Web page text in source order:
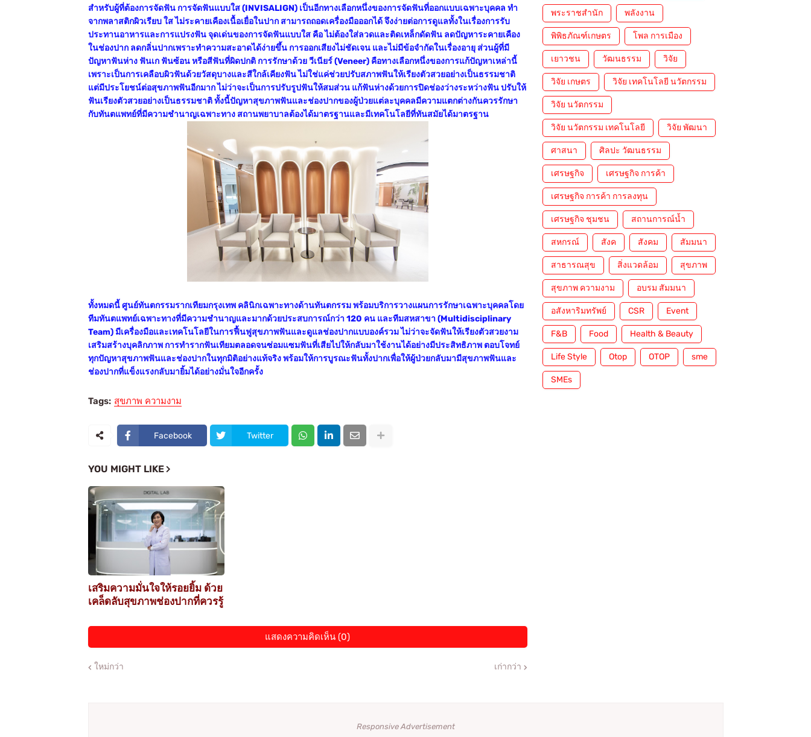
สำหรับผู้ที่ต้องการจัดฟัน การจัดฟันแบบใส (INVISALIGN) เป็นอีกทางเลือกหนึ่งของการจัดฟันที่ออกแบบเฉพาะบุคคล ทำ
จากพลาสติกผิวเรียบ ใส ไม่ระคายเคืองเนื้อเยื่อในปาก สามารถถอดเครื่องมือออกได้ จึงง่ายต่อการดูแลทั้งในเรื่องการรับ
ประทานอาหารและการแปรงฟัน จุดเด่นของการจัดฟันแบบใส คือ ไม่ต้องใส่ลวดและติดเหล็กดัดฟัน ลดปัญหาระคายเคือง
ในช่องปาก ลดกลิ่นปากเพราะทำความสะอาดได้ง่ายขึ้น การออกเสียงไม่ชัดเจน และไม่มีข้อจำกัดในเรื่องอายุ ส่วนผู้ที่มี
ปัญหาฟันห่าง ฟันเก ฟันซ้อน หรือสีฟันที่ผิดปกติ การรักษาด้วย วีเนียร์ (Veneer) คือทางเลือกหนึ่งของการแก้ปัญหาเหล่านี้
เพราะเป็นการเคลือบผิวฟันด้วยวัสดุบางและสีใกล้เคียงฟัน ไม่ใช่แค่ช่วยปรับสภาพฟันให้เรียงตัวสวยอย่างเป็นธรรมชาติ
แต่มีประโยชน์ต่อสุขภาพฟันอีกมาก ไม่ว่าจะเป็นการปรับรูปฟันให้สมส่วน แก้ฟันห่างด้วยการปิดช่องว่างระหว่างฟัน ปรับให้
ฟันเรียงตัวสวยอย่างเป็นธรรมชาติ ทั้งนี้ปัญหาสุขภาพฟันและช่องปากของผู้ป่วยแต่ละบุคคลมีความแตกต่างกันควรรักษา
กับทันตแพทย์ที่มีความชำนาญเฉพาะทาง สถานพยาบาลต้องได้มาตรฐานและมีเทคโนโลยีที่ทันสมัยได้มาตรฐาน
ทั้งหมดนี้ ศูนย์ทันตกรรมรากเทียมกรุงเทพ คลินิกเฉพาะทางด้านทันตกรรม พร้อมบริการวางแผนการรักษาเฉพาะบุคคลโดย
ทีมทันตแพทย์เฉพาะทางที่มีความชำนาญและมากด้วยประสบการณ์กว่า 120 คน และทีมสหสาขา (Multidisciplinary
Team) มีเครื่องมือและเทคโนโลยีในการฟื้นฟูสุขภาพฟันและดูแลช่องปากแบบองค์รวม ไม่ว่าจะจัดฟันให้เรียงตัวสวยงาม
เสริมสร้างบุคลิกภาพ การทำรากฟันเทียมตลอดจนซ่อมแซมฟันที่เสียไปให้กลับมาใช้งานได้อย่างมีประสิทธิภาพ ตอบโจทย์
ทุกปัญหาสุขภาพฟันและช่องปากในทุกมิติอย่างแท้จริง พร้อมให้การบูรณะฟันทั้งปากเพื่อให้ผู้ป่วยกลับมามีสุขภาพฟันและ
ช่องปากที่แข็งแรงกลับมายิ้มได้อย่างมั่นใจอีกครั้ง
Tags: สุขภาพ ความงาม
Facebook Twitter
YOU MIGHT LIKE
เสริมความมั่นใจให้รอยยิ้ม ด้วย
เคล็ดลับสุขภาพช่องปากที่ควรรู้
แสดงความคิดเห็น (0)
ใหม่กว่า เก่ากว่า
พระราชสำนัก พลังงาน
พิพิธภัณฑ์เกษตร โพล การเมือง
เยาวชน วัฒนธรรม วิจัย
วิจัย เกษตร วิจัย เทคโนโลยี นวัตกรรม
วิจัย นวัตกรรม
วิจัย นวัตกรรม เทคโนโลยี วิจัย พัฒนา
ศาสนา ศิลปะ วัฒนธรรม
เศรษฐกิจ เศรษฐกิจ การค้า
เศรษฐกิจ การค้า การลงทุน
เศรษฐกิจ ชุมชน สถานการณ์น้ำ
สหกรณ์ สังค สังคม สัมมนา
สาธารณสุข สิ่งแวดล้อม สุขภาพ
สุขภาพ ความงาม อบรม สัมมนา
อสังหาริมทรัพย์ CSR Event
F&B Food Health & Beauty
Life Style Otop OTOP sme
SMEs
Responsive Advertisement